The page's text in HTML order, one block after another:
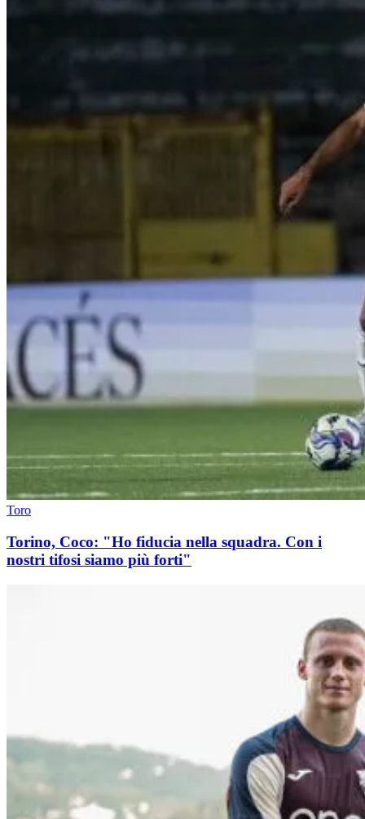
Toro
Torino, Coco: "Ho fiducia nella squadra. Con i
nostri tifosi siamo più forti"